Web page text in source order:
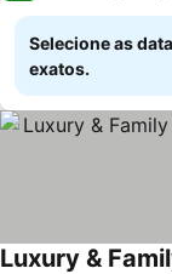
Selecione as
exatos.